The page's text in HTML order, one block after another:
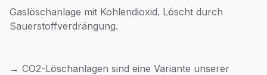
Gaslöschanlage mit Kohlendioxid. Löscht durch
Sauerstoffverdrängung.
→ CO2-Löschanlagen sind eine Variante unserer